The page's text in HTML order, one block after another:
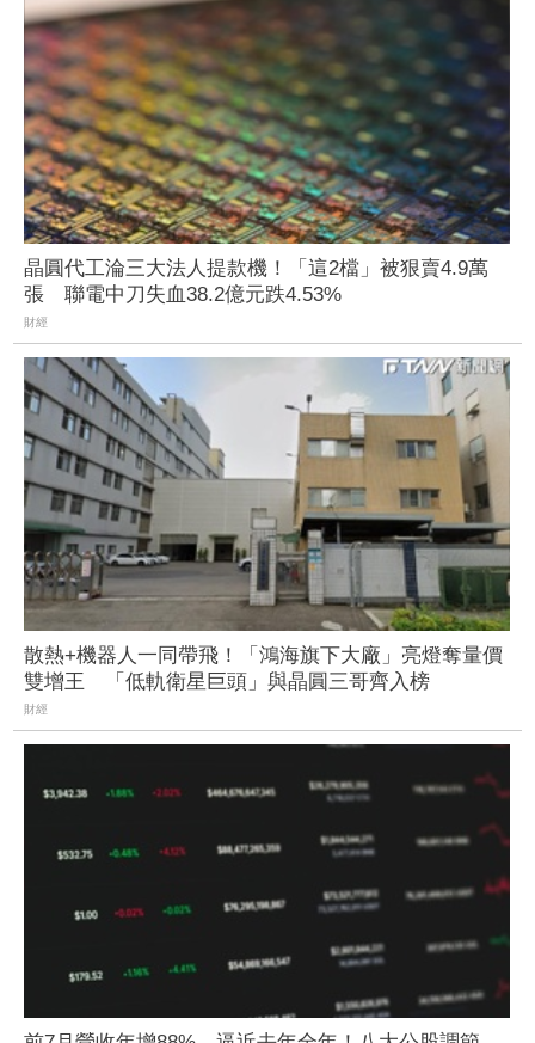
晶圓代工淪三大法人提款機！「這2檔」被狠賣4.9萬
張 聯電中刀失血38.2億元跌4.53%
財經
散熱+機器人一同帶飛！「鴻海旗下大廠」亮燈奪量價
雙增王 「低軌衛星巨頭」與晶圓三哥齊入榜
財經